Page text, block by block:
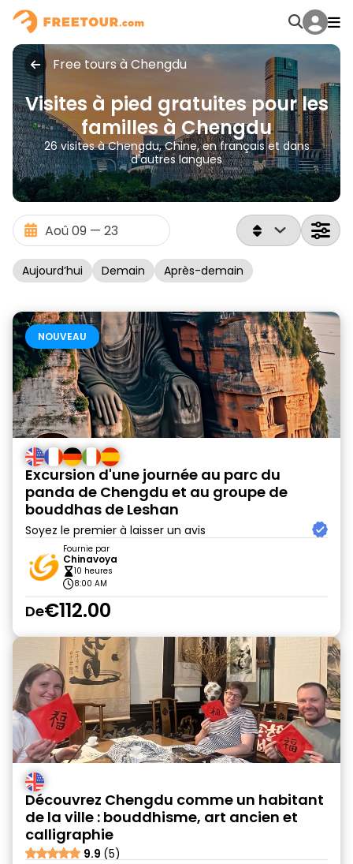
Free tours à Chengdu
Visites à pied gratuites pour les
familles à Chengdu
26 visites à Chengdu, Chine, en français et dans
d'autres langues
Aujourd’hui Demain Après-demain
NOUVEAU
Excursion d'une journée au parc du
panda de Chengdu et au groupe de
bouddhas de Leshan
Soyez le premier à laisser un avis
Fournie par
Chinavoya
10 heures
8:00 AM
De€112.00
Découvrez Chengdu comme un habitant
de la ville : bouddhisme, art ancien et
calligraphie
9.9 (5)